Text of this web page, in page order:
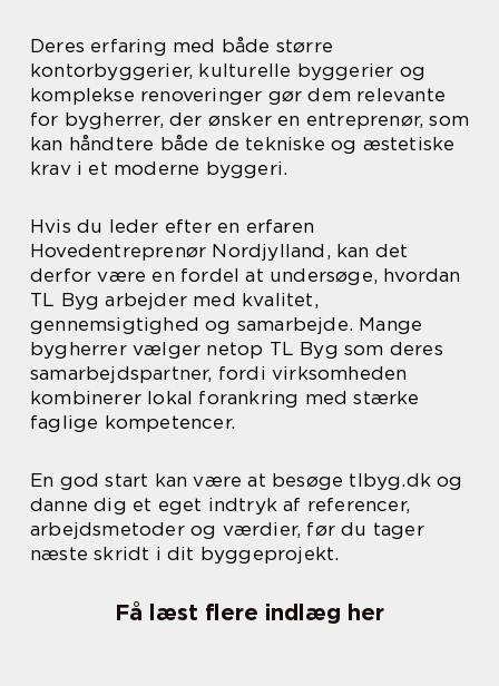
Deres erfaring med både større
kontorbyggerier, kulturelle byggerier og
komplekse renoveringer gør dem relevante
for bygherrer, der ønsker en entreprenør, som
kan håndtere både de tekniske og æstetiske
krav i et moderne byggeri.
Hvis du leder efter en erfaren
Hovedentreprenør Nordjylland, kan det
derfor være en fordel at undersøge, hvordan
TL Byg arbejder med kvalitet,
gennemsigtighed og samarbejde. Mange
bygherrer vælger netop TL Byg som deres
samarbejdspartner, fordi virksomheden
kombinerer lokal forankring med stærke
faglige kompetencer.
En god start kan være at besøge tlbyg.dk og
danne dig et eget indtryk af referencer,
arbejdsmetoder og værdier, før du tager
næste skridt i dit byggeprojekt.
Få læst flere indlæg her